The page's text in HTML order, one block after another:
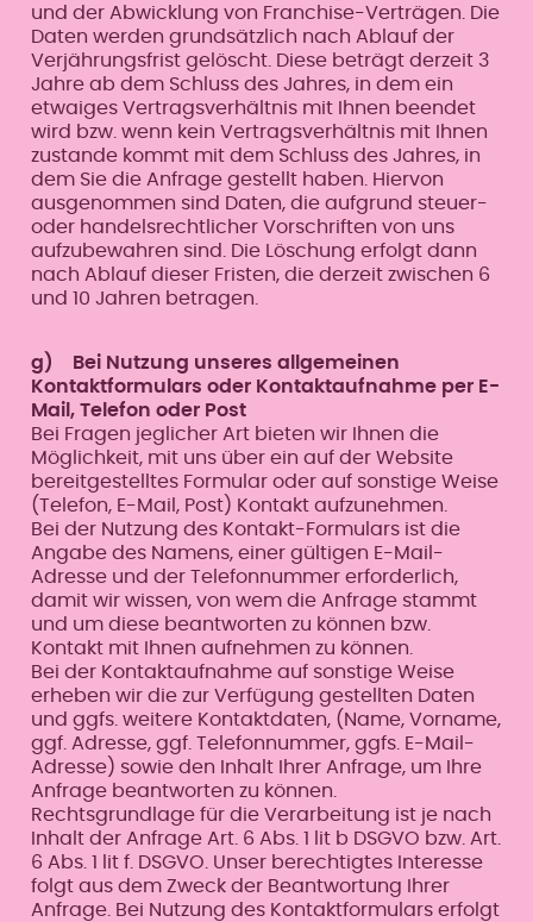
und der Abwicklung von Franchise-Verträgen. Die
Daten werden grundsätzlich nach Ablauf der
Verjährungsfrist gelöscht. Diese beträgt derzeit 3
Jahre ab dem Schluss des Jahres, in dem ein
etwaiges Vertragsverhältnis mit Ihnen beendet
wird bzw. wenn kein Vertragsverhältnis mit Ihnen
zustande kommt mit dem Schluss des Jahres, in
dem Sie die Anfrage gestellt haben. Hiervon
ausgenommen sind Daten, die aufgrund steuer-
oder handelsrechtlicher Vorschriften von uns
aufzubewahren sind. Die Löschung erfolgt dann
nach Ablauf dieser Fristen, die derzeit zwischen 6
und 10 Jahren betragen.
g) Bei Nutzung unseres allgemeinen
Kontaktformulars oder Kontaktaufnahme per E-
Mail, Telefon oder Post
Bei Fragen jeglicher Art bieten wir Ihnen die
Möglichkeit, mit uns über ein auf der Website
bereitgestelltes Formular oder auf sonstige Weise
(Telefon, E-Mail, Post) Kontakt aufzunehmen.
Bei der Nutzung des Kontakt-Formulars ist die
Angabe des Namens, einer gültigen E-Mail-
Adresse und der Telefonnummer erforderlich,
damit wir wissen, von wem die Anfrage stammt
und um diese beantworten zu können bzw.
Kontakt mit Ihnen aufnehmen zu können.
Bei der Kontaktaufnahme auf sonstige Weise
erheben wir die zur Verfügung gestellten Daten
und ggfs. weitere Kontaktdaten, (Name, Vorname,
ggf. Adresse, ggf. Telefonnummer, ggfs. E-Mail-
Adresse) sowie den Inhalt Ihrer Anfrage, um Ihre
Anfrage beantworten zu können.
Rechtsgrundlage für die Verarbeitung ist je nach
Inhalt der Anfrage Art. 6 Abs. 1 lit b DSGVO bzw. Art.
6 Abs. 1 lit f. DSGVO. Unser berechtigtes Interesse
folgt aus dem Zweck der Beantwortung Ihrer
Anfrage. Bei Nutzung des Kontaktformulars erfolgt